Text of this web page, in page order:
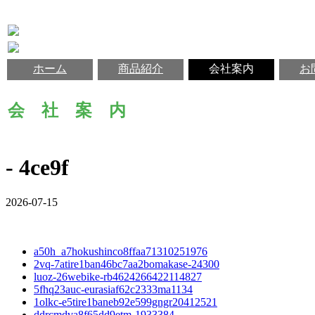
ホーム 商品紹介 会社案内 お
会 社 案 内
- 4ce9f
2026-07-15
a50h_a7hokushinco8ffaa71310251976
2vq-7atire1ban46bc7aa2bomakase-24300
luoz-26webike-rb4624266422114827
5fhq23auc-eurasiaf62c2333ma1134
1olkc-e5tire1baneb92e599gngr20412521